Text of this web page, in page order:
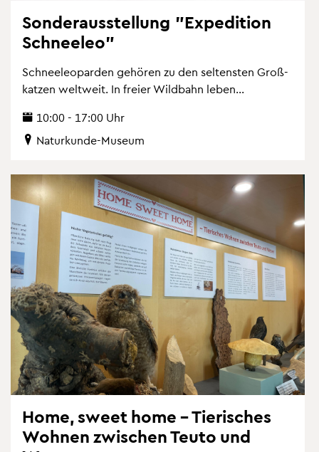
Son­der­aus­stel­lung "Ex­pe­di­ti­on
Schnee­leo"
Schnee­leo­par­den ge­hö­ren zu den sel­tens­ten Gro­ß­
kat­zen welt­weit. In frei­er Wild­bahn leben...
10:00 - 17:00 Uhr
Na­tur­kun­de-Mu­se­um
Home, sweet home – Tie­ri­sches
Woh­nen zwi­schen Teuto und